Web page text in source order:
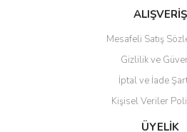
Bu ürüne benzer farklı alternatifler
Gönder
ALIŞVERİŞ
Mesafeli Satış
Gizlilik ve
İptal ve İade
Kişisel Veriler
ÜYELİK